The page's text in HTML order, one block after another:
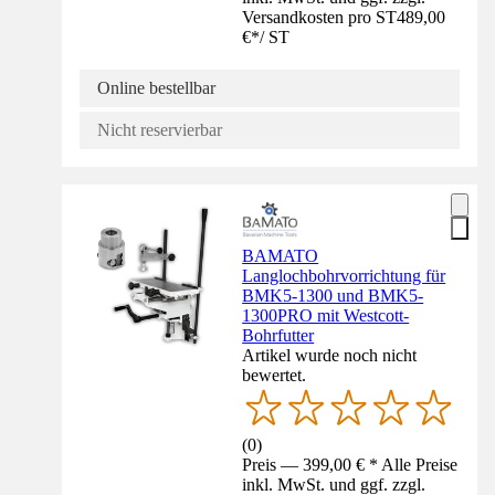
Versandkosten pro ST489,00
€*/ ST
Online bestellbar
Nicht reservierbar
BAMATO
Langlochbohrvorrichtung für
BMK5-1300 und BMK5-
1300PRO mit Westcott-
Bohrfutter
Artikel wurde noch nicht
bewertet.
(0)
Preis — 399,00 € * Alle Preise
inkl. MwSt. und ggf. zzgl.